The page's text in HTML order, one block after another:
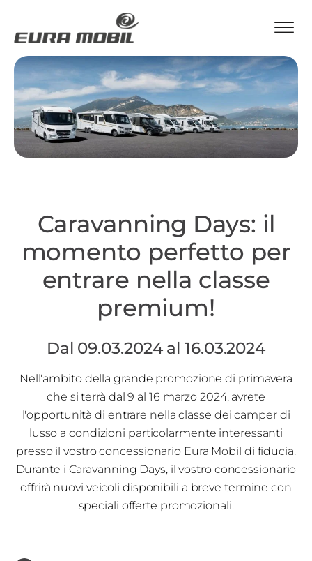
Caravanning Days: il
momento perfetto per
entrare nella classe
premium!
Dal 09.03.2024 al 16.03.2024
Nell'ambito della grande promozione di primavera
che si terrà dal 9 al 16 marzo 2024, avrete
l'opportunità di entrare nella classe dei camper di
lusso a condizioni particolarmente interessanti
presso il vostro concessionario Eura Mobil di fiducia.
Durante i Caravanning Days, il vostro concessionario
offrirà nuovi veicoli disponibili a breve termine con
speciali offerte promozionali.